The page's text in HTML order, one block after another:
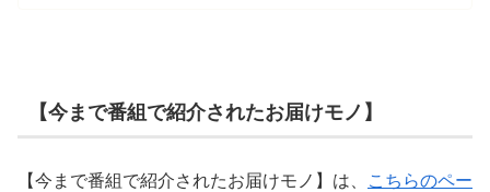
【今まで番組で紹介されたお届けモノ】
【今まで番組で紹介されたお届けモノ】は、
こちらのペー